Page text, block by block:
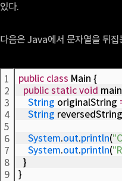
있다.
다음은 Java에서 문자열을 뒤집
1
2
3
4
5
6
7
8
9
public class Main {
public static void
String originalString
String reversedString
System.out.println(
System.out.println(
}
}